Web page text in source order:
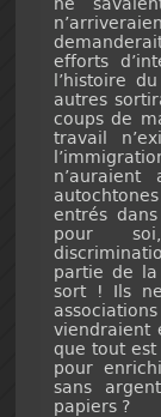
efforts
l’histoire
autres
coups de
travail
entrés
pour
partie de
sort ! Ils
viendraient
que tout
pour
sans
papiers ?